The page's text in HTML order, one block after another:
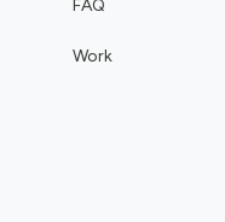
FAQ
Work